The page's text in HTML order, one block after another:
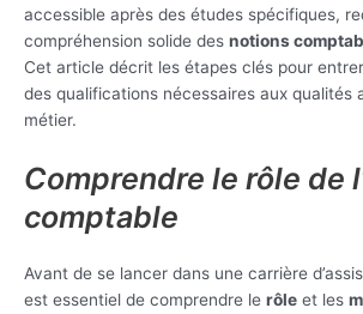
accessible après des études spécifiques,
compréhension solide des notions
Cet article décrit les étapes clés pour
des qualifications nécessaires aux qualités
métier.
Comprendre le rôle de
comptable
Avant de se lancer dans une carrière
est essentiel de comprendre le rôle et les